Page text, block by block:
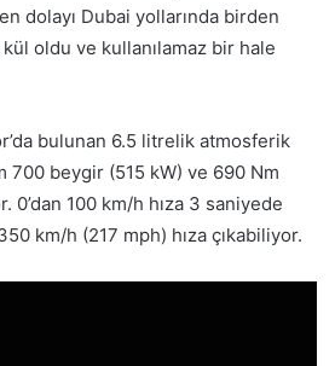
dolayı Dubai yollarında birden
oldu ve kullanılamaz bir hale
bulunan 6.5 litrelik atmosferik
700 beygir (515 kW) ve 690 Nm
100 km/h hıza 3 saniyede
km/h (217 mph) hıza çıkabiliyor.